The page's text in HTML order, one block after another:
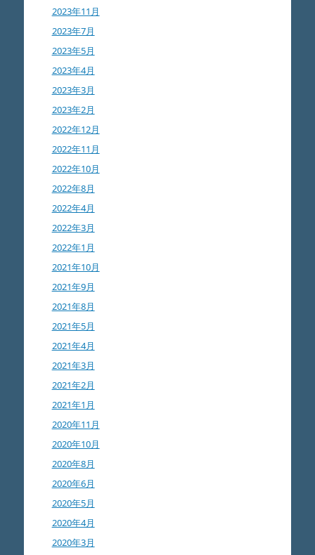
2023年11月
2023年7月
2023年5月
2023年4月
2023年3月
2023年2月
2022年12月
2022年11月
2022年10月
2022年8月
2022年4月
2022年3月
2022年1月
2021年10月
2021年9月
2021年8月
2021年5月
2021年4月
2021年3月
2021年2月
2021年1月
2020年11月
2020年10月
2020年8月
2020年6月
2020年5月
2020年4月
2020年3月